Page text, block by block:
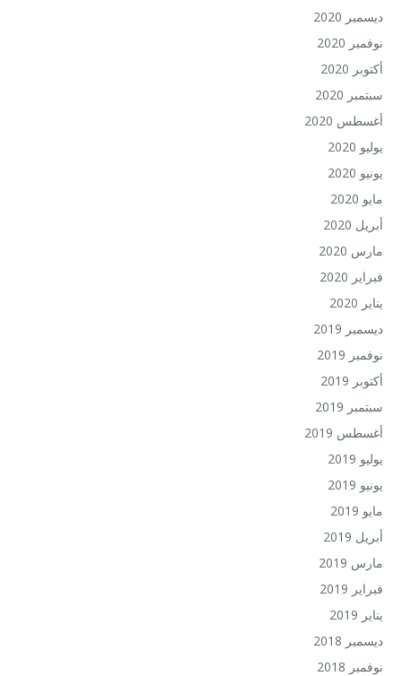
ديسمبر 2020
نوفمبر 2020
أكتوبر 2020
سبتمبر 2020
أغسطس 2020
يوليو 2020
يونيو 2020
مايو 2020
أبريل 2020
مارس 2020
فبراير 2020
يناير 2020
ديسمبر 2019
نوفمبر 2019
أكتوبر 2019
سبتمبر 2019
أغسطس 2019
يوليو 2019
يونيو 2019
مايو 2019
أبريل 2019
مارس 2019
فبراير 2019
يناير 2019
ديسمبر 2018
نوفمبر 2018